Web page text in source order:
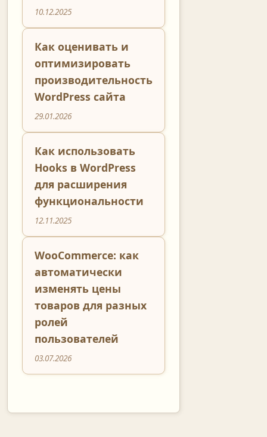
10.12.2025
Как оценивать и
оптимизировать
производительность
WordPress сайта
29.01.2026
Как использовать
Hooks в WordPress
для расширения
функциональности
12.11.2025
WooCommerce: как
автоматически
изменять цены
товаров для разных
ролей
пользователей
03.07.2026